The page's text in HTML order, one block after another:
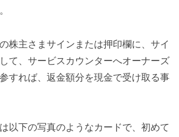
株主さまサインまたは押印欄に、サイ
て、サービスカウンターへオーナーズ
すれば、返金額分を現金で受け取る事
以下の写真のようなカードで、初めて